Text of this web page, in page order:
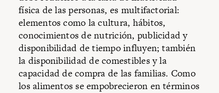
física de las personas, es multifactorial:
elementos como la cultura, hábitos,
conocimientos de nutrición, publicidad y
disponibilidad de tiempo influyen; también
la disponibilidad de comestibles y la
capacidad de compra de las familias. Como
los alimentos se empobrecieron en términos